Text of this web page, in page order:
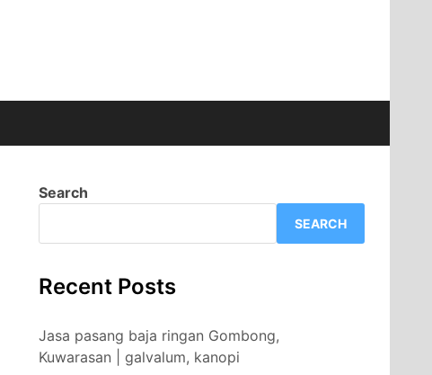
Search
SEARCH
Recent Posts
Jasa pasang baja ringan Gombong,
Kuwarasan | galvalum, kanopi